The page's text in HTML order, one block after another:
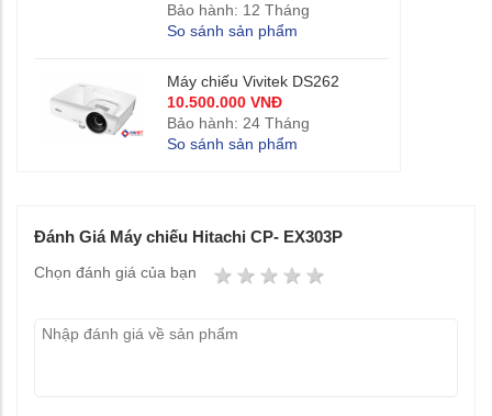
Bảo hành: 12 Tháng
So sánh sản phẩm
Máy chiếu Vivitek DS262
10.500.000 VNĐ
Bảo hành: 24 Tháng
So sánh sản phẩm
Đánh Giá Máy chiếu Hitachi CP- EX303P
Chọn đánh giá của bạn 4 stars
3 stars
2 stars
1 star